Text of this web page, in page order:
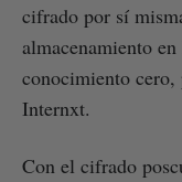
cifrado por sí
almacenamiento
conocimiento cero,
Internxt.
Con el cifrado